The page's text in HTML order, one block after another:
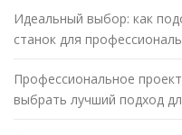
Идеальный выбор: как
станок для
Профессиональное
выбрать лучший подход